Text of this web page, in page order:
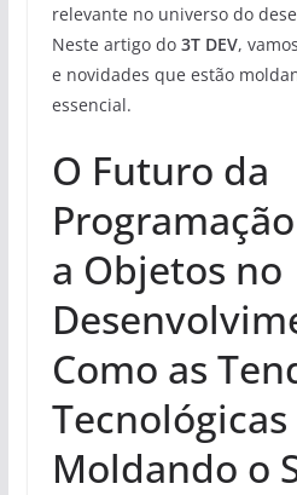
relevante no universo do
Neste artigo do 3T DEV,
e novidades que estão
essencial.
O Futuro da
a Objetos no
Como as
Tecnológicas
Moldando o